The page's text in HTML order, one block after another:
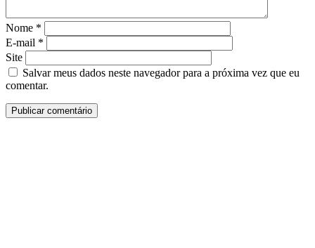
Nome *
E-mail *
Site
Salvar meus dados neste navegador para a próxima vez que eu
comentar.